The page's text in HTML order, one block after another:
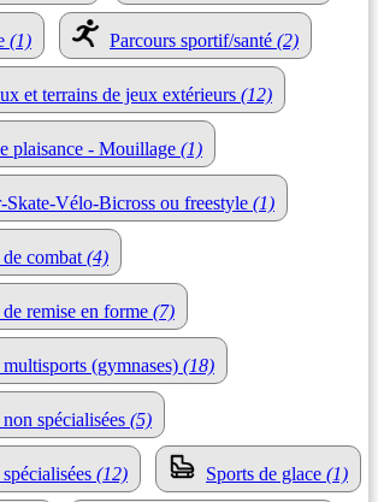
(1) Parcours sportif/santé (2)
et terrains de jeux extérieurs (12)
plaisance - Mouillage (1)
Skate-Vélo-Bicross ou freestyle (1)
de combat (4)
de remise en forme (7)
multisports (gymnases) (18)
non spécialisées (5)
(12) Sports de glace (1)